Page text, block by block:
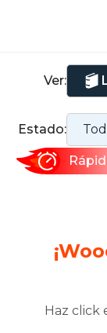
Ver:
Estado:
Haz click